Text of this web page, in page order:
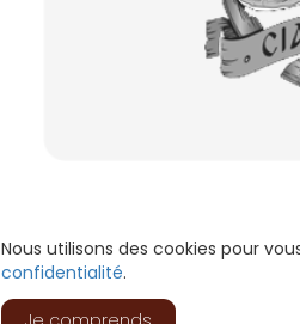
Nous utilisons des cookies pour
confidentialité.